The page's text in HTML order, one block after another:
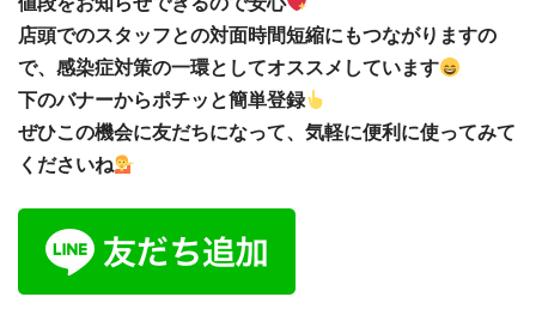
店頭でのスタッフとの対面時間短縮にもつながりますの
で、感染症対策の一環としてオススメしています
下のバナーからポチッと簡単登録
ぜひこの機会に友だちになって、気軽に便利に使ってみて
くださいね